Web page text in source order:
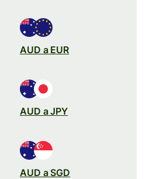
AUD a EUR
AUD a JPY
AUD a SGD